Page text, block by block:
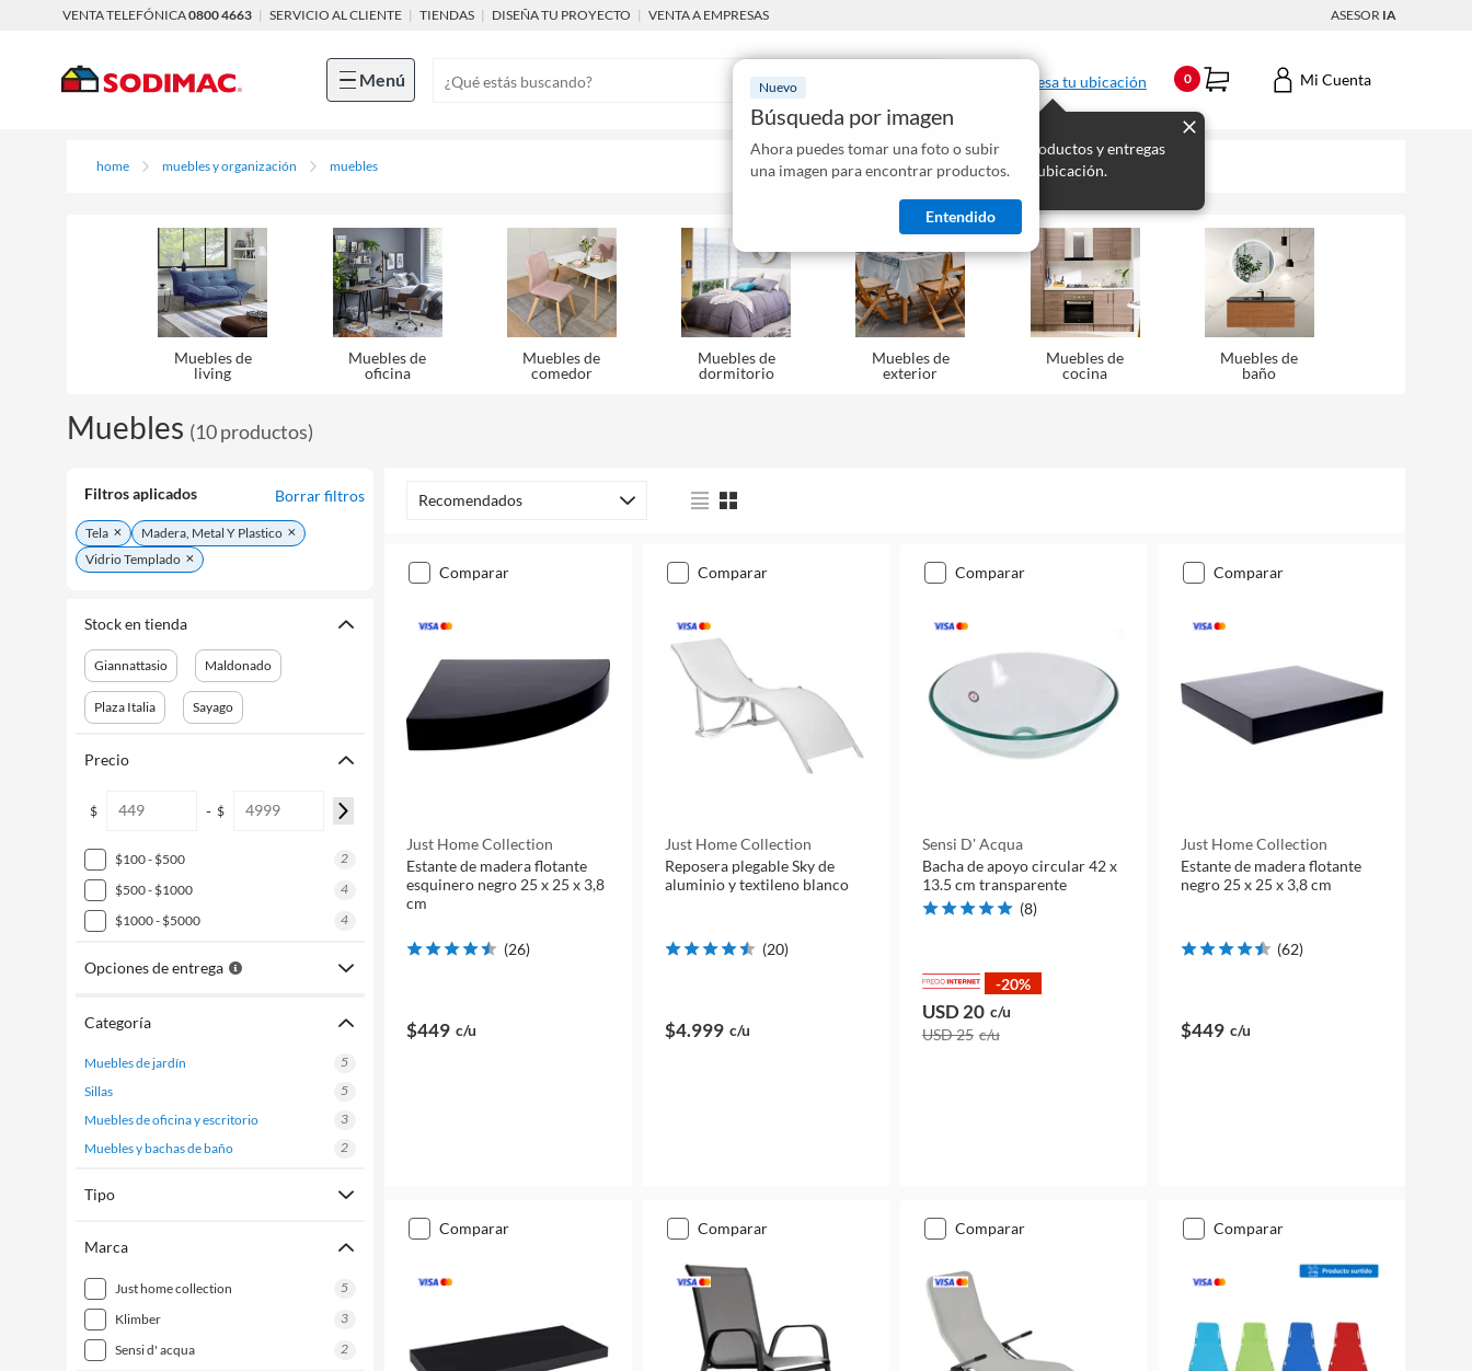
VENTA TELEFÓNICA0800 4663 | SERVICIO AL CLIENTE | TIENDAS | DISEÑA TU PROYECTO | VENTA A EMPRESAS ASESOR IA
Menú Nuevo
Búsqueda por imagen
Ahora puedes tomar una foto o subir
una imagen para encontrar productos.
Entendido
Ingresa tu ubicación
Mostraremos los productos y entregas
disponibles para tu ubicación.
0 Mi Cuenta
home muebles y organización muebles
Muebles de
living
Muebles de
oficina
Muebles de
comedor
Muebles de
dormitorio
Muebles de
exterior
Muebles de
cocina
Muebles de
baño
Muebles (10productos)
Filtros aplicados Borrar filtros
Tela
Madera, Metal Y Plastico
Vidrio Templado
Stock en tienda
Giannattasio Maldonado
Plaza Italia Sayago
Precio
$ - $
$100 - $500
2
$500 - $1000
4
$1000 - $5000
4
Opciones de entrega
Categoría
muebles de jardín
5
sillas
5
muebles de oficina y escritorio
3
muebles y bachas de baño
2
Tipo
Marca
just home collection
5
klimber
3
sensi d' acqua
2
Recomendados
comparar
Just Home Collection
Estante de madera flotante
esquinero negro 25 x 25 x 3,8
cm
(26)
$449 c/u
comparar
Just Home Collection
Reposera plegable Sky de
aluminio y textileno blanco
(20)
$4.999 c/u
comparar
Sensi D' Acqua
Bacha de apoyo circular 42 x
13.5 cm transparente
(8)
-20%
USD 20 c/u
USD 25 c/u
comparar
Just Home Collection
Estante de madera flotante
negro 25 x 25 x 3,8 cm
(62)
$449 c/u
comparar comparar comparar comparar